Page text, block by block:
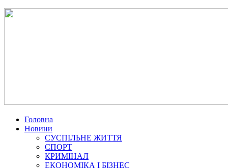
Головна
Новини
СУСПІЛЬНЕ ЖИТТЯ
СПОРТ
КРИМІНАЛ
ЕКОНОМІКА І БІЗНЕС